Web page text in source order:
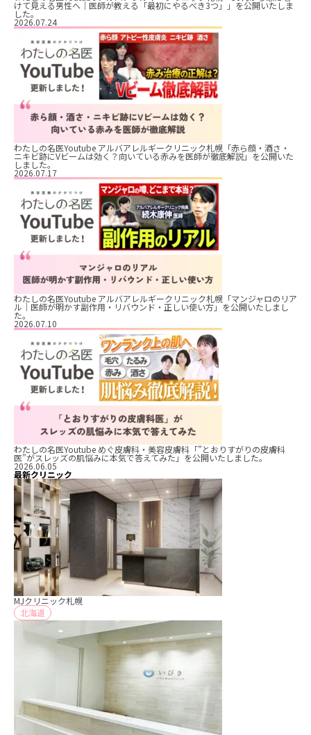
けて見える男性へ｜医師が教える「最初にやるべき3つ」」を公開いたしま
した。
2026.07.24
わたしの名医Youtube アルバアレルギークリニック札幌「赤ら顔・酒さ・
ニキビ跡にVビームは効く？向いている赤みを医師が徹底解説」を公開いた
しました。
2026.07.17
わたしの名医Youtube アルバアレルギークリニック札幌「マンジャロのリア
ル｜医師が明かす副作用・リバウンド・正しい使い方」を公開いたしまし
た。
2026.07.10
わたしの名医Youtube めぐ皮膚科・美容皮膚科「”とおりすがりの皮膚科
医”がスレッズの肌悩みに本気で答えてみた」を公開いたしました。
2026.06.05
最新クリニック
MJクリニック札幌
北海道